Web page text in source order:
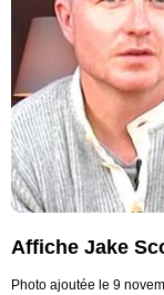
Affiche Jake
Photo ajoutée le 9